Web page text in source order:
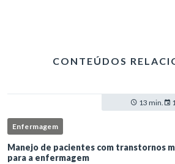
CONTEÚDOS
13 min.
Enfermagem
Manejo de pacientes com transtornos
para a enfermagem